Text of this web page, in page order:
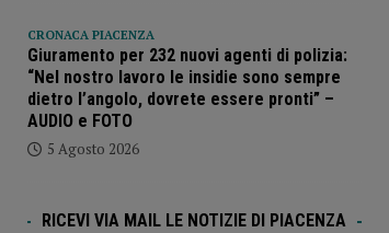
CRONACA PIACENZA
Giuramento per 232 nuovi agenti di polizia:
“Nel nostro lavoro le insidie sono sempre
dietro l’angolo, dovrete essere pronti” –
AUDIO e FOTO
5 Agosto 2026
RICEVI VIA MAIL LE NOTIZIE DI PIACENZA